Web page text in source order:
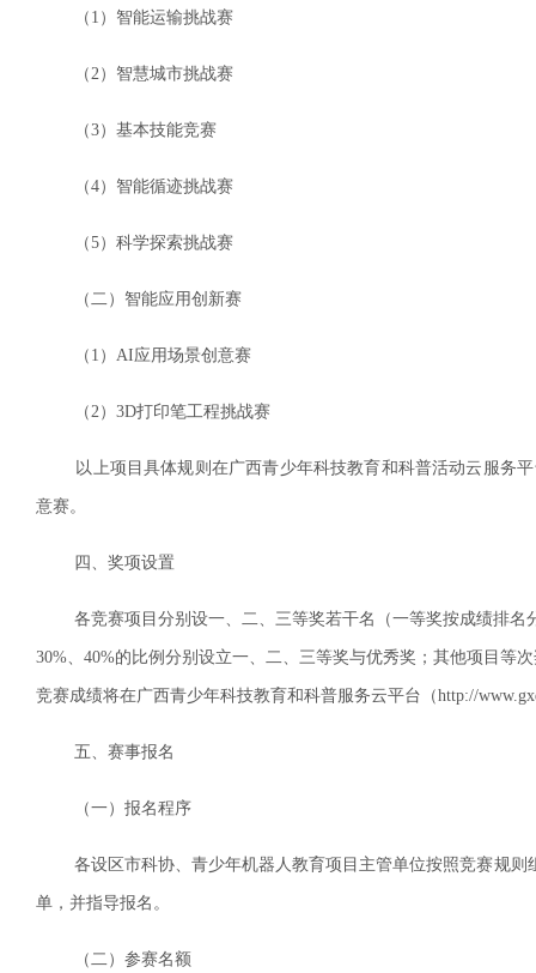
（1）智能运输挑战赛
（2）智慧城市挑战赛
（3）基本技能竞赛
（4）智能循迹挑战赛
（5）科学探索挑战赛
（二）智能应用创新赛
（1）AI应用场景创意赛
（2）3D打印笔工程挑战赛
以上项目具体规则在广西青少年科技教育和科普活动云服务平
意赛。
四、奖项设置
各竞赛项目分别设一、二、三等奖若干名（一等奖按成绩排名
30%、40%的比例分别设立一、二、三等奖与优秀奖；其他项目等
竞赛成绩将在广西青少年科技教育和科普服务云平台（http://
五、赛事报名
（一）报名程序
各设区市科协、青少年机器人教育项目主管单位按照竞赛规则
单，并指导报名。
（二）参赛名额